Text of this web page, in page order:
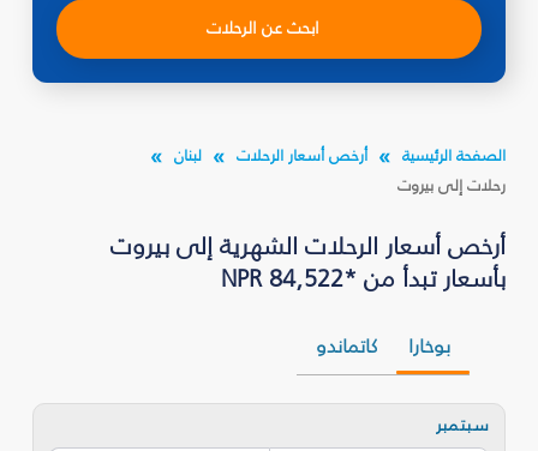
ابحث عن الرحلات
الصفحة الرئيسية أرخص أسعار الرحلات
لبنان
رحلات إلى بيروت
أرخص أسعار الرحلات الشهرية إلى بيروت
بأسعار تبدأ من *NPR 84,522
بوخارا كاتماندو
سبتمبر